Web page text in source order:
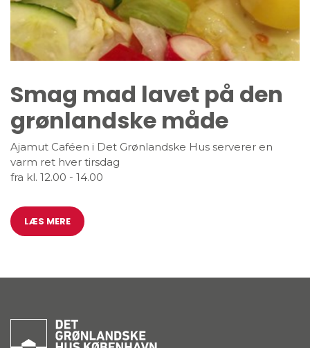
Smag mad lavet på den
grønlandske måde
Ajamut Caféen i Det Grønlandske Hus serverer en
varm ret hver tirsdag
fra kl. 12.00 - 14.00
LÆS MERE